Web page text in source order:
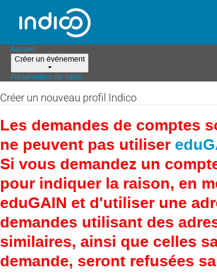
Accueil
Créer un événement
Réservation de salle
Créer un nouveau profil Indico
Les demandes de comptes
ne peuvent pas utiliser
Si vous demandez un
pour indiquer la raison, en
eduGAIN et d'utiliser une
demandes utilisant des
similaires, ainsi que celles
demande, seront refusées